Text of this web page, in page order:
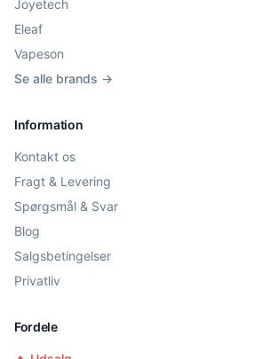
Joyetech
Eleaf
Vapeson
Se alle brands →
Information
Kontakt os
Fragt & Levering
Spørgsmål & Svar
Blog
Salgsbetingelser
Privatliv
Fordele